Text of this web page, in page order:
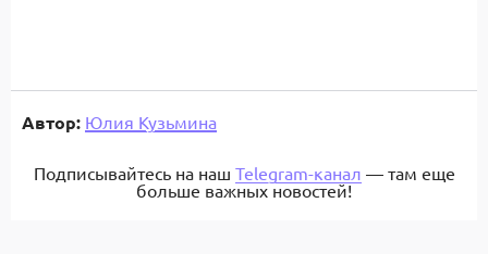
Автор: Юлия Кузьмина
Подписывайтесь на наш Telegram-канал — там еще
больше важных новостей!